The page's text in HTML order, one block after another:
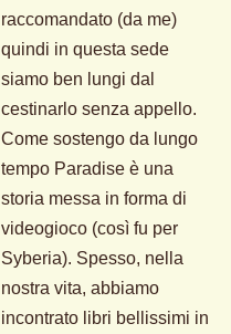
raccomandato (da me)
quindi in questa sede
siamo ben lungi dal
cestinarlo senza appello.
Come sostengo da lungo
tempo Paradise è una
storia messa in forma di
videogioco (così fu per
Syberia). Spesso, nella
nostra vita, abbiamo
incontrato libri bellissimi in